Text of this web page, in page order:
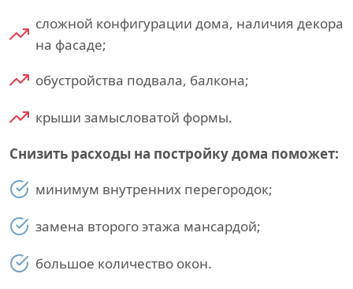
сложной конфигурации дома, наличия декора
на фасаде;
обустройства подвала, балкона;
крыши замысловатой формы.
Снизить расходы на постройку дома поможет:
минимум внутренних перегородок;
замена второго этажа мансардой;
большое количество окон.